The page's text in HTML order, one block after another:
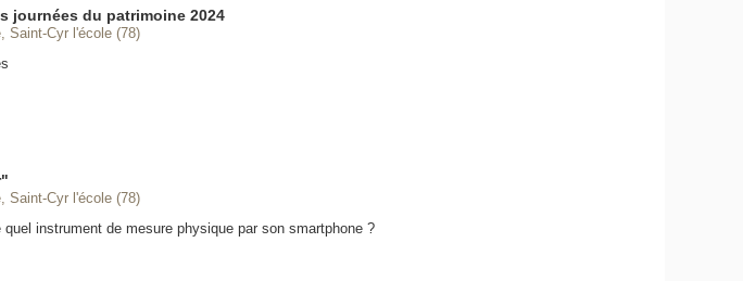
journées du patrimoine 2024
Saint-Cyr l'école (78)
Saint-Cyr l'école (78)
instrument de mesure physique par son smartphone ?